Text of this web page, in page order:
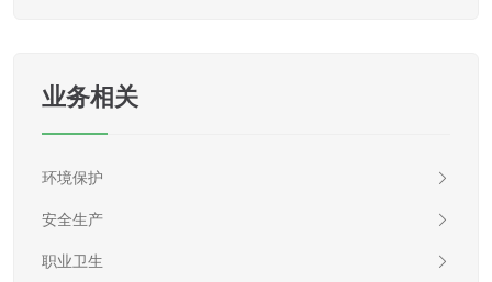
业务相关
环境保护
安全生产
职业卫生